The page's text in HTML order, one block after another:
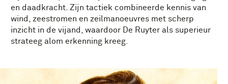
en daadkracht. Zijn tactiek combineerde kennis van
wind, zeestromen en zeilmanoeuvres met scherp
inzicht in de vijand, waardoor De Ruyter als superieur
strateeg alom erkenning kreeg.